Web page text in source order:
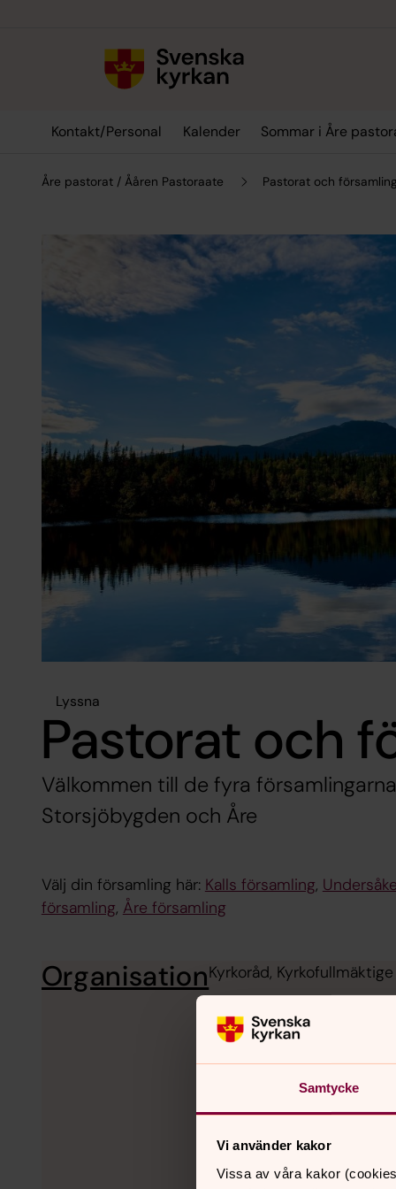
Samtycke
Vi använder kakor
Vissa av våra kakor
Kontakt/Personal Kalender Sommar i Åre
Åre pastorat / Ååren Pastoraate Pastorat och
Lyssna
Pastorat och
Välkommen till de fyra
Storsjöbygden och Åre
Välj din församling här: Kalls församling,
församling, Åre församling
OrganisationKyrkoråd,